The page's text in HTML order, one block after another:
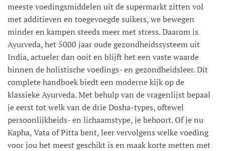
meeste voedingsmiddelen uit de supermarkt zitten vol
met additieven en toegevoegde suikers, we bewegen
minder en kampen steeds meer met stress. Daarom is
Ayurveda, het 5000 jaar oude gezondheidssysteem uit
India, actueler dan ooit en blijft het een vaste waarde
binnen de holistische voedings- en gezondheidsleer. Dit
complete handboek biedt een moderne kijk op de
klassieke Ayurveda. Met behulp van de vragenlijst bepaal
je eerst tot welk van de drie Dosha-types, oftewel
persoonlijkheids- en lichaamstype, je behoort. Of je nu
Kapha, Vata of Pitta bent, leer vervolgens welke voeding
voor jou het meest geschikt is en maak korte metten met